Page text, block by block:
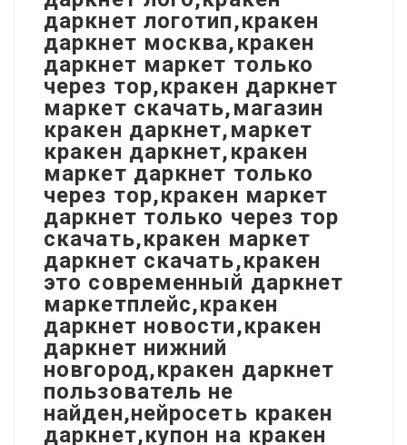
даркнет логотип,кракен
даркнет москва,кракен
даркнет маркет только
через тор,кракен даркнет
маркет скачать,магазин
кракен даркнет,маркет
кракен даркнет,кракен
маркет даркнет только
через тор,кракен маркет
даркнет только через тор
скачать,кракен маркет
даркнет скачать,кракен
это современный даркнет
маркетплейс,кракен
даркнет новости,кракен
даркнет нижний
новгород,кракен даркнет
пользователь не
найден,нейросеть кракен
даркнет,купон на кракен